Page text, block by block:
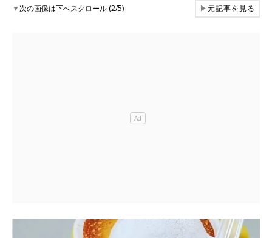
▼次の画像は下へスクロール (2/5) ▶元記事を見る